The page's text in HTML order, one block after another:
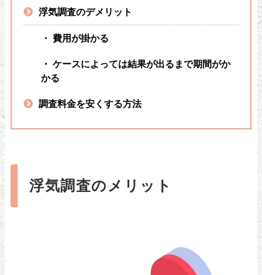
浮気調査のデメリット
・ 費用が掛かる
・ ケースによっては結果が出るまで期間がか
かる
調査料金を安くする方法
浮気調査のメリット